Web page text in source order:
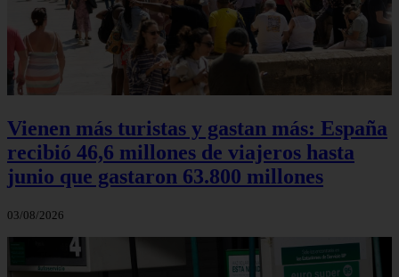
Vienen más turistas y gastan más: España
recibió 46,6 millones de viajeros hasta
junio que gastaron 63.800 millones
03/08/2026